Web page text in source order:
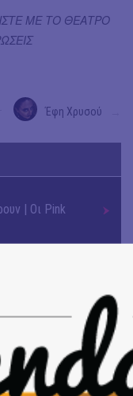
ΜΕ ΤΟ ΘΕΑΤΡΟ
Έφη Χρυσού
| Οι Pink